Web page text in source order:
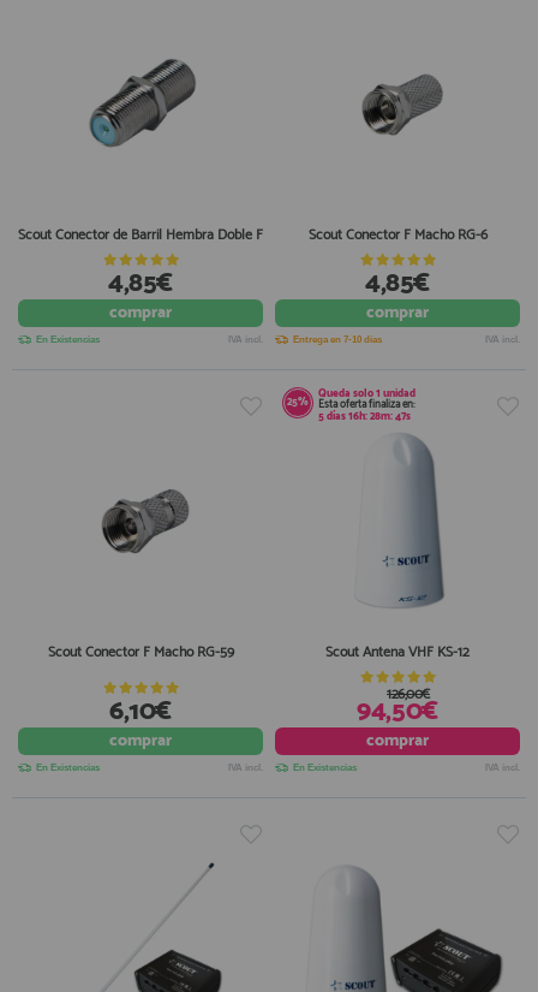
Scout Conector de Barril Hembra Doble F
4,85€
comprar
En Existencias IVA incl.
Scout Conector F Macho RG-6
4,85€
comprar
Entrega en 7-10 días IVA incl.
Scout Conector F Macho RG-59
6,10€
comprar
En Existencias IVA incl.
25% Queda solo1 unidad
Esta oferta finaliza en:
5días16h:28m:47s
Scout Antena VHF KS-12
94,50€
126,00€
comprar
En Existencias IVA incl.